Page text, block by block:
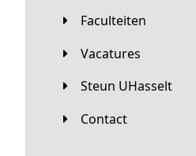
Faculteiten
Vacatures
Steun UHasselt
Contact